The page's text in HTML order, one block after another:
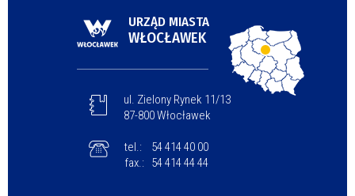
URZĄD MIASTA
WŁOCŁAWEK
ul. Zielony Rynek 11/13
87-800 Włocławek
tel.:
54 414 40 00
fax.:
54 414 44 44